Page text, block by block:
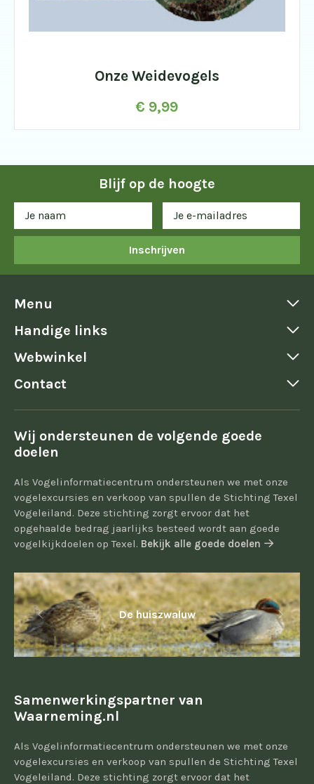
Onze Weidevogels
€ 9,99
Blijf op de hoogte
Inschrijven
Menu
Handige links
Webwinkel
Contact
Wij ondersteunen de volgende goede
doelen
Als Vogelinformatiecentrum ondersteunen we met onze
vogelexcursies en verkoop van spullen de Stichting Texel
Vogeleiland. Deze stichting zorgt ervoor dat het
opgehaalde bedrag jaarlijks besteed wordt aan goede
vogelkijkdoelen op Texel. Bekijk alle goede doelen
De huiszwaluw
Samenwerkingspartner van
Waarneming.nl
Als Vogelinformatiecentrum ondersteunen we met onze
vogelexcursies en verkoop van spullen de Stichting Texel
Vogeleiland. Deze stichting zorgt ervoor dat het